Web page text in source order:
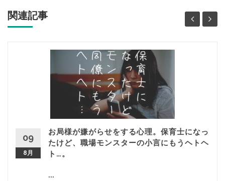
関連記事
09
8月
お局様が嫌がらせをする心理。保育士になっ
たけど、職場モンスターの小言にもうヘトヘ
ト…。
...